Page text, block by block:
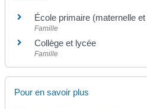
École primaire (maternelle
Famille
Collège et lycée
Famille
Pour en savoir plus